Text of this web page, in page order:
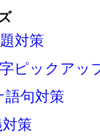
対策
ピックアッ
語句対策
策